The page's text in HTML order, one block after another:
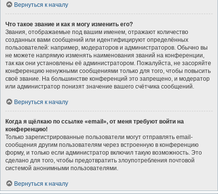
Вернуться к началу
Что такое звание и как я могу изменить его?
Звания, отображаемые под вашим именем, отражают количество
созданных вами сообщений или идентифицируют определённых
пользователей: например, модераторов и администраторов. Обычно вы
не можете напрямую изменять наименования званий на конференции,
так как они установлены её администратором. Пожалуйста, не засоряйте
конференцию ненужными сообщениями только для того, чтобы повысить
своё звание. На большинстве конференций это запрещено, и модератор
или администратор понизят значение вашего счётчика сообщений.
Вернуться к началу
Когда я щёлкаю по ссылке «email», от меня требуют войти на
конференцию!
Только зарегистрированные пользователи могут отправлять email-
сообщения другим пользователям через встроенную в конференцию
форму, и только если администратор включил такую возможность. Это
сделано для того, чтобы предотвратить злоупотребления почтовой
системой анонимными пользователями.
Вернуться к началу